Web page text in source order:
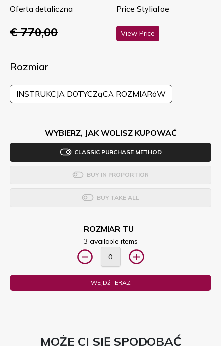
Oferta detaliczna
€ 770,00
Price Styliafoe
View Price
Rozmiar
INSTRUKCJA DOTYCZąCA ROZMIARóW
WYBIERZ, JAK WOLISZ KUPOWAĆ
CLASSIC PURCHASE METHOD
BUY IN PROPORTION
BUY TAKE ALL
ROZMIAR TU
3 available items
WEJDź TERAZ
MOŻE CI SIĘ SPODOBAĆ